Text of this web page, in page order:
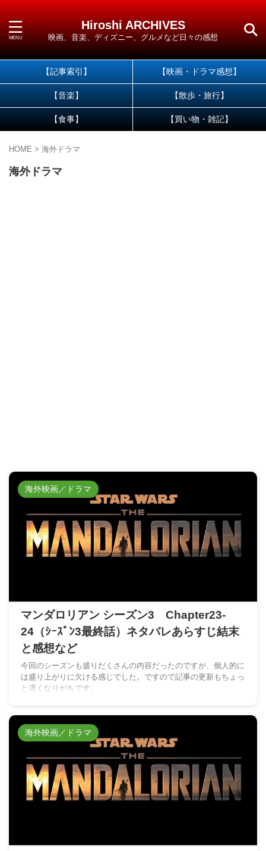
Hiroshi ARCHIVES
映画、音楽、ディズニー、グルメなど日々の感想
【記事索引】 【映画・ドラマ感想】
【音楽】 【散歩・旅行】
【食事】 【買い物・雑記】
HOME > 海外ドラマ
海外ドラマ
海外映画／ドラマ
マンダロリアン シーズン3 Chapter23-
24（ｼｰｽﾞﾝ3最終話）ネタバレあらすじ結末
と感想など
今回のシーズンも盛りだくさんの内容だったのですが、個人的に
は盛り上がりに欠ける感じでした。ですので記事の更新もちょっ
と遅くなりがちです。
海外映画／ドラマ